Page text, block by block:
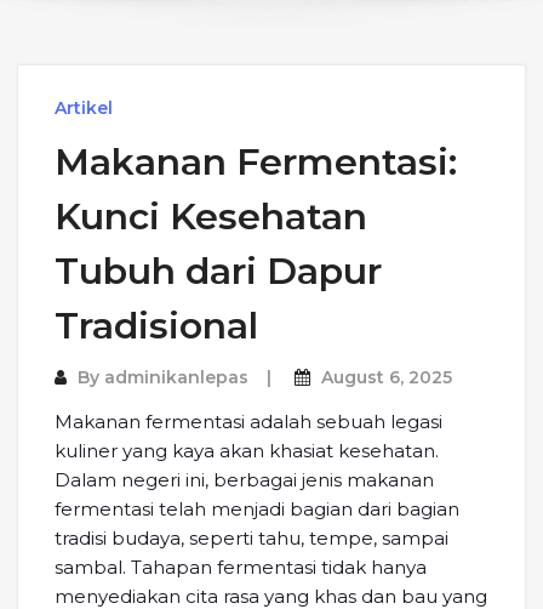
Artikel
Makanan Fermentasi:
Kunci Kesehatan
Tubuh dari Dapur
Tradisional
By adminikanlepas August 6, 2025
Makanan fermentasi adalah sebuah legasi
kuliner yang kaya akan khasiat kesehatan.
Dalam negeri ini, berbagai jenis makanan
fermentasi telah menjadi bagian dari bagian
tradisi budaya, seperti tahu, tempe, sampai
sambal. Tahapan fermentasi tidak hanya
menyediakan cita rasa yang khas dan bau yang